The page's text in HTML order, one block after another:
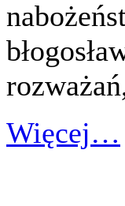
Więcej…